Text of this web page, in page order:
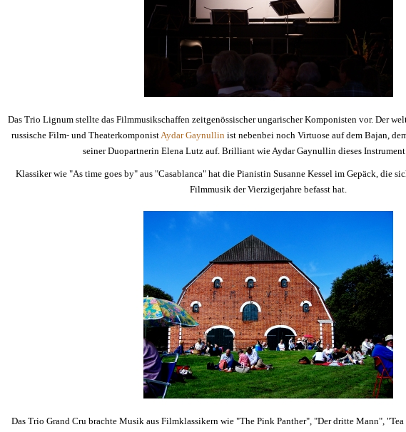
Das Trio Lignum stellte das Filmmusikschaffen zeitgenössischer ungarischer Komponisten vor. Der
russische Film- und Theaterkomponist Aydar Gaynullin ist nebenbei noch Virtuose auf dem Bajan,
seiner Duopartnerin Elena Lutz auf. Brilliant wie Aydar Gaynullin dieses Instrument
Klassiker wie "As time goes by" aus "Casablanca" hat die Pianistin Susanne Kessel im Gepäck, die
Filmmusik der Vierzigerjahre befasst hat.
Das Trio Grand Cru brachte Musik aus Filmklassikern wie "The Pink Panther", "Der dritte Mann",